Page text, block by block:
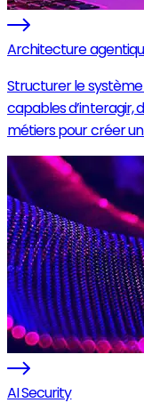
Architecture
Structurer le
capables d’interagir,
métiers pour créer
AI Security